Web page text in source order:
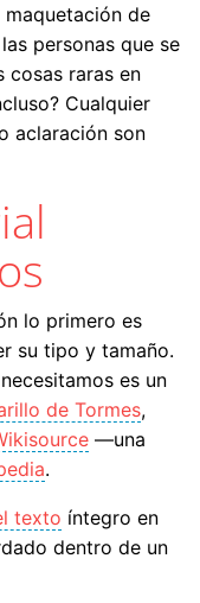
de
personas que se
cosas raras en
Cualquier
aclaración son
lo primero es
su tipo y tamaño.
es un
de Tormes,
—una
.
texto íntegro en
dentro de un